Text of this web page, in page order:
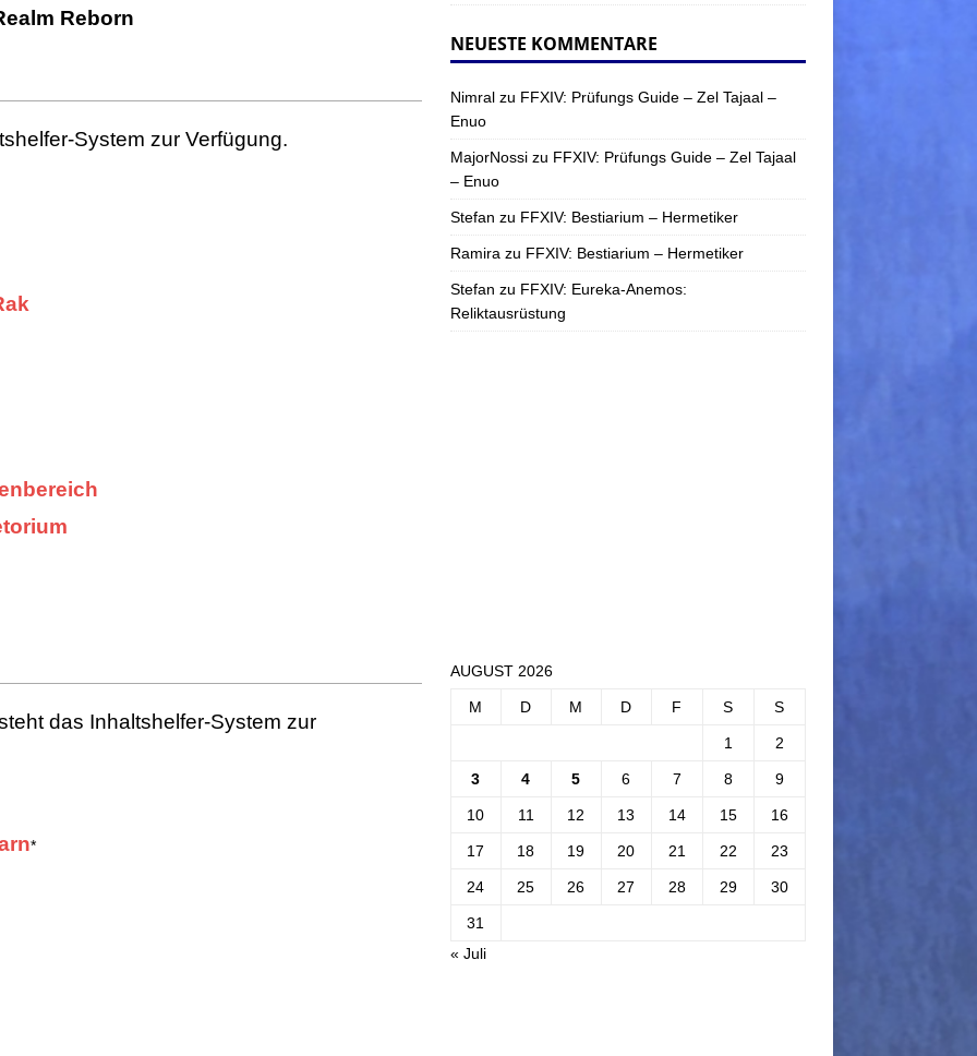
Reborn
System zur Verfügung.
das Inhaltshelfer-System zur
*
NEUESTE KOMMENTARE
Nimralzu FFXIV: Prüfungs Guide – Zel Tajaal –
Enuo
MajorNossizu FFXIV: Prüfungs Guide – Zel Tajaal
– Enuo
Stefan zu FFXIV: Bestiarium – Hermetiker
Ramira zu FFXIV: Bestiarium – Hermetiker
Stefan zu FFXIV: Eureka-Anemos:
Reliktausrüstung
AUGUST 2026
M D M D F S S
1 2
3 4 5 6 7 8 9
10 11 12 13 14 15 16
17 18 19 20 21 22 23
24 25 26 27 28 29 30
31
« Juli